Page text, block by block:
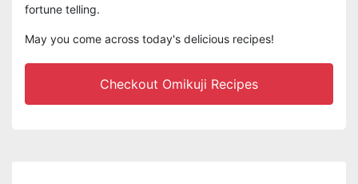
fortune telling.
May you come across today's delicious recipes!
Checkout Omikuji Recipes